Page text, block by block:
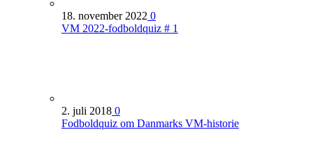
18. november 2022 0
VM 2022-fodboldquiz # 1
2. juli 2018 0
Fodboldquiz om Danmarks VM-historie